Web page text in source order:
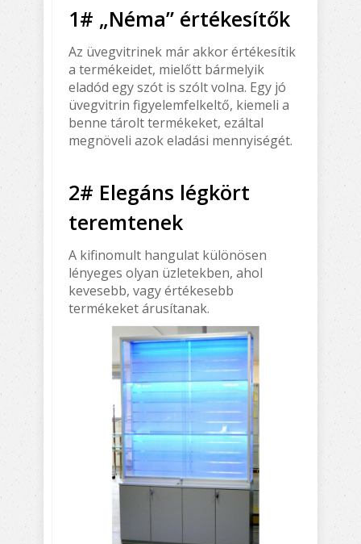
1# „Néma” értékesítők
Az üvegvitrinek már akkor értékesítik
a termékeidet, mielőtt bármelyik
eladód egy szót is szólt volna. Egy jó
üvegvitrin figyelemfelkeltő, kiemeli a
benne tárolt termékeket, ezáltal
megnöveli azok eladási mennyiségét.
2# Elegáns légkört
teremtenek
A kifinomult hangulat különösen
lényeges olyan üzletekben, ahol
kevesebb, vagy értékesebb
termékeket árusítanak.